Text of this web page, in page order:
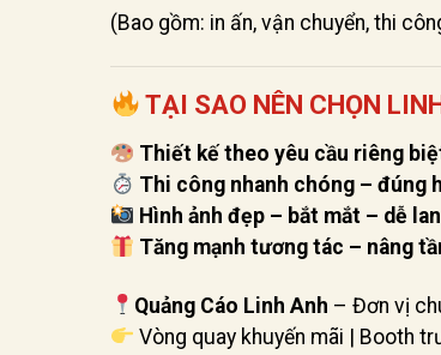
(Bao gồm: in ấn, vận chuyển, thi
TẠI SAO NÊN CHỌN
Thiết kế theo yêu cầu riêng
Thi công nhanh chóng – đúng
Hình ảnh đẹp – bắt mắt – dễ
Tăng mạnh tương tác – nâng
Quảng Cáo Linh Anh – Đơn vị
Vòng quay khuyến mãi | Booth